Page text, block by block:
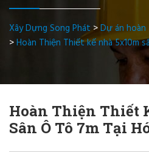
Xây Dựng Song Phát>Dự án
>Hoàn Thiện Thiết kế nhà 5x10m
Hoàn Thiện Thiết
Sân Ô Tô 7m Tại